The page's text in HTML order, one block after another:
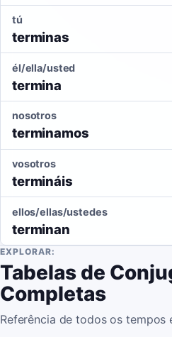
tú
terminas
él/ella/usted
termina
nosotros
terminamos
vosotros
termináis
ellos/ellas/ustedes
terminan
EXPLORAR:
Tabelas de
Completas
Referência de todos os tempos